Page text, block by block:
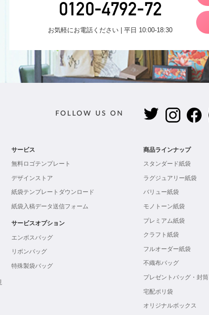
お気軽にお電話ください | 平日 10:00-18:30
FOLLOW US ON
サービス
無料ロゴテンプレート
デザインストア
紙袋テンプレートダウンロード
紙袋入稿データ送信フォーム
サービスオプション
エンボスバッグ
リボンバッグ
特殊製袋バッグ
商品ラインナップ
スタンダード紙袋
ラグジュアリー紙袋
バリュー紙袋
モノトーン紙袋
プレミアム紙袋
クラフト紙袋
フルオーダー紙袋
不織布バッグ
プレゼントバッグ・封筒
宅配ポリ袋
オリジナルボックス